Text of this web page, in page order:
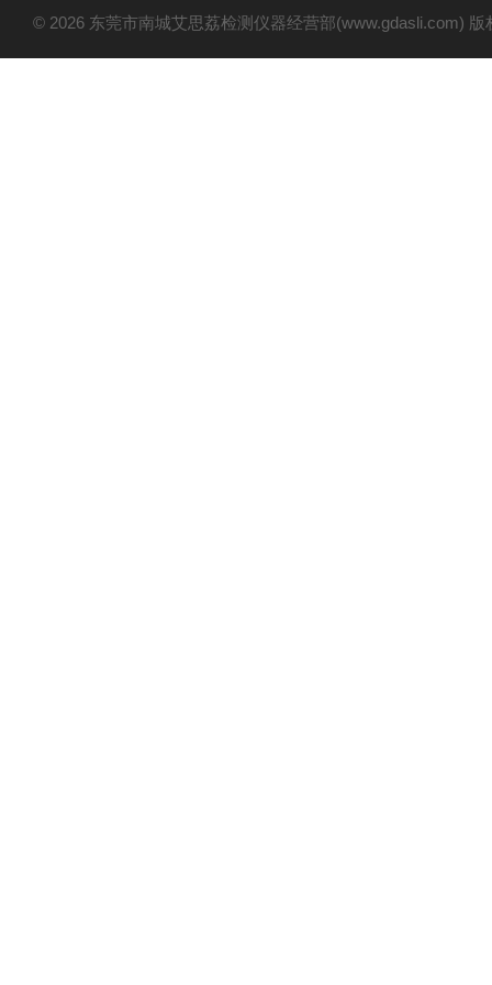
© 2026 东莞市南城艾思荔检测仪器经营部(www.gdasli.com)